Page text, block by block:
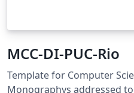
MCC-DI-PUC-Rio
Template for Computer
Monographys addressed